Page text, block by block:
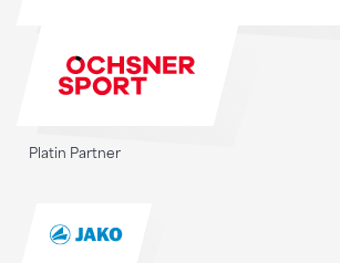
Platin Partner